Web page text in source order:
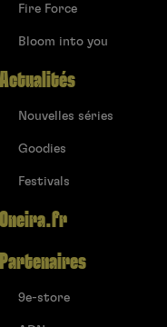
Fire Force
Bloom into you
Actualités
Nouvelles séries
Goodies
Festivals
Oneira.fr
Partenaires
9e-store